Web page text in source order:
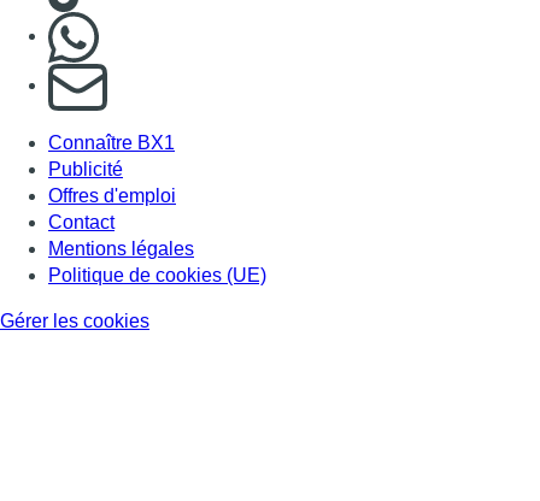
S'abonner à notre newsletter
Connaître BX1
Publicité
Offres d'emploi
Contact
Mentions légales
Politique de cookies (UE)
Gérer les cookies